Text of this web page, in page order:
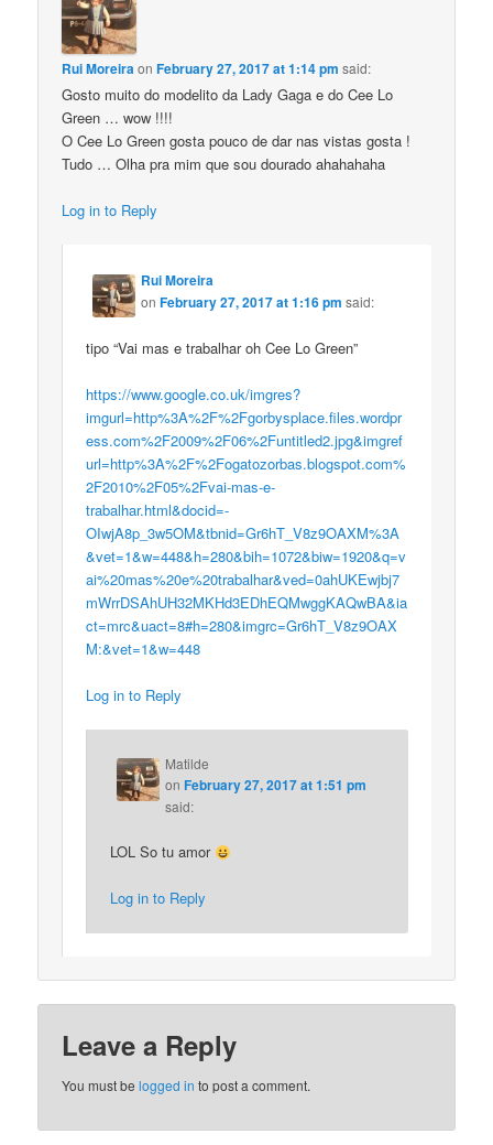
Rui MoreiraonFebruary 27, 2017 at 1:14 pm said:
Gosto muito do modelito da Lady Gaga e do Cee Lo
Green … wow !!!!
O Cee Lo Green gosta pouco de dar nas vistas gosta !
Tudo … Olha pra mim que sou dourado ahahahaha
Log in to Reply
Rui Moreira
onFebruary 27, 2017 at 1:16 pm said:
tipo “Vai mas e trabalhar oh Cee Lo Green”
https://www.google.co.uk/imgres?
imgurl=http%3A%2F%2Fgorbysplace.files.wordpr
ess.com%2F2009%2F06%2Funtitled2.jpg&imgref
url=http%3A%2F%2Fogatozorbas.blogspot.com%
2F2010%2F05%2Fvai-mas-e-
trabalhar.html&docid=-
OIwjA8p_3w5OM&tbnid=Gr6hT_V8z9OAXM%3A
&vet=1&w=448&h=280&bih=1072&biw=1920&q=v
ai%20mas%20e%20trabalhar&ved=0ahUKEwjbj7
mWrrDSAhUH32MKHd3EDhEQMwggKAQwBA&ia
ct=mrc&uact=8#h=280&imgrc=Gr6hT_V8z9OAX
M:&vet=1&w=448
Log in to Reply
Matilde
onFebruary 27, 2017 at 1:51 pm
said:
LOL So tu amor
Log in to Reply
Leave a Reply
You must belogged in to post a comment.